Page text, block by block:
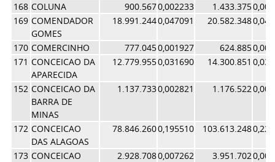
168 COLUNA 900.5670,002233 1.433.375
169 COMENDADOR
GOMES
18.991.2440,047091 20.582.348
170 COMERCINHO 777.0450,001927 624.885
171 CONCEICAO DA
APARECIDA
12.779.9550,031690 14.300.851
152 CONCEICAO DA
BARRA DE
MINAS
1.137.7330,002821 1.176.522
172 CONCEICAO
DAS ALAGOAS
78.846.2600,195510 103.613.248
173 CONCEICAO
2.928.7080,007262 3.951.702